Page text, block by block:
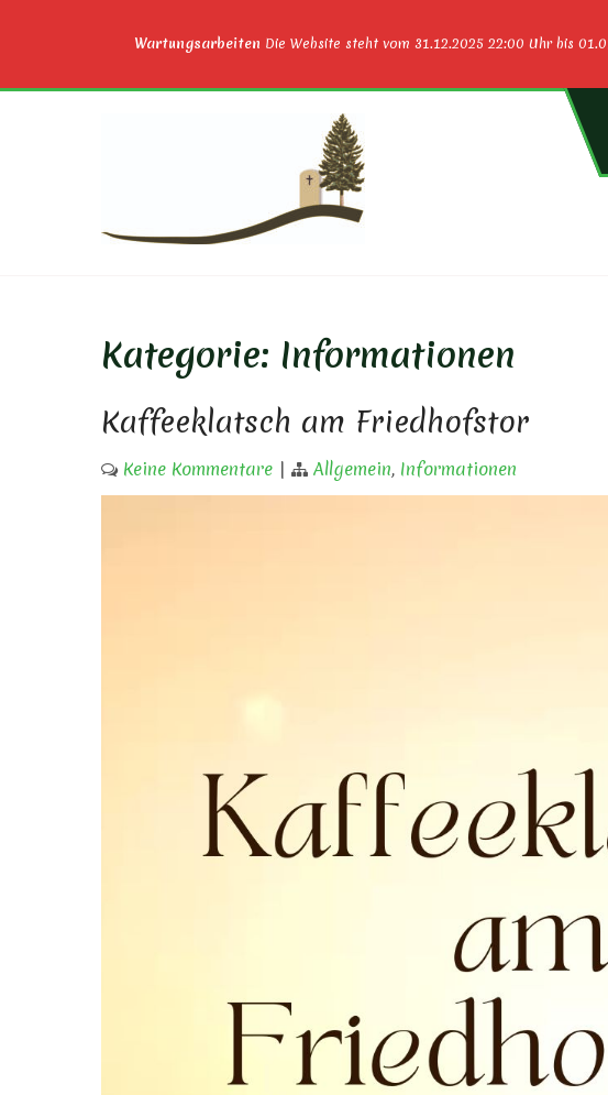
Wartungsarbeiten Die Website steht vom 31.12.2025 22:00 Uhr bis
Kategorie: Informationen
Kaffeeklatsch am Friedhofstor
Keine Kommentare | Allgemein, Informationen